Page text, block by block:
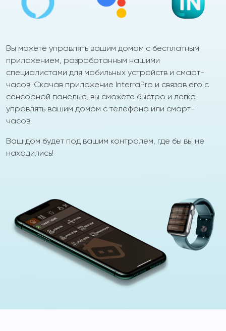
Вы можете управлять вашим домом с бесплатным
приложением, разработанным нашими
специалистами для мобильных устройств и смарт-
часов. Скачав приложение InterraPro и связав его с
сенсорной панелью, вы сможете быстро и легко
управлять вашим домом с телефона или смарт-
часов.
Ваш дом будет под вашим контролем, где бы вы не
находились!